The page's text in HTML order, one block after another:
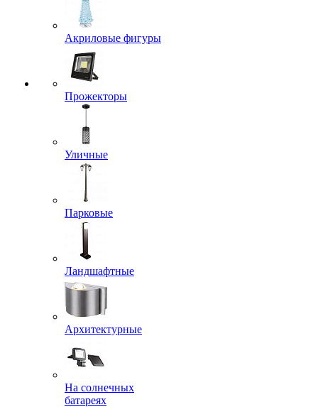
Акриловые фигуры
Прожекторы
Уличные
Парковые
Ландшафтные
Архитектурные
На солнечных
батареях